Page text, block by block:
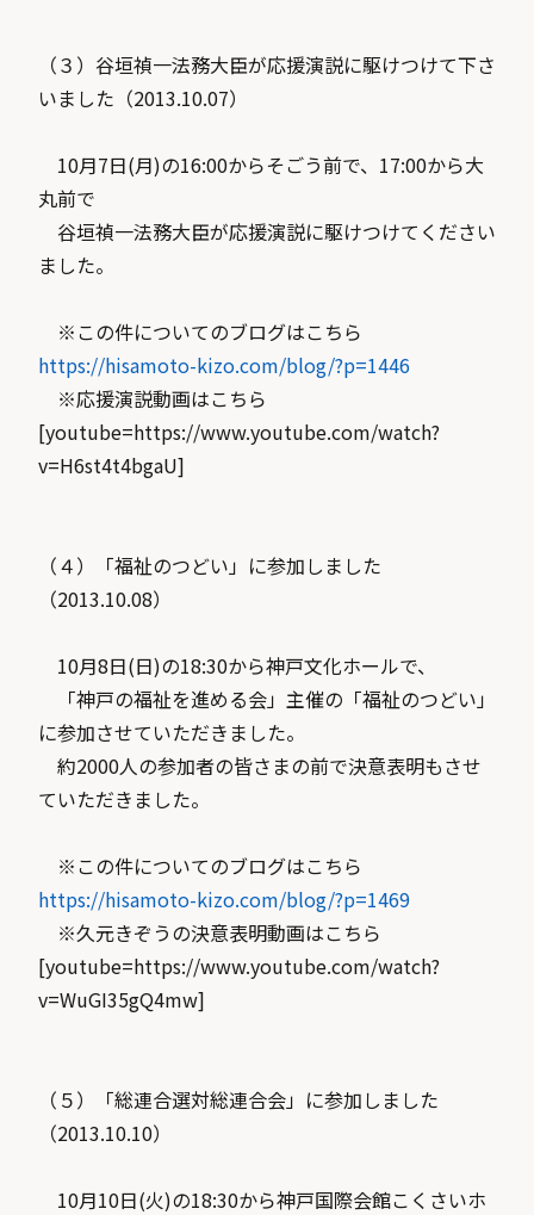
（３）谷垣禎一法務大臣が応援演説に駆けつけて下さ
いました（2013.10.07）
10月7日(月)の16:00からそごう前で、17:00から大
丸前で
谷垣禎一法務大臣が応援演説に駆けつけてください
ました。
※この件についてのブログはこちら
https://hisamoto-kizo.com/blog/?p=1446
※応援演説動画はこちら
[youtube=https://www.youtube.com/watch?
v=H6st4t4bgaU]
（４）「福祉のつどい」に参加しました
（2013.10.08）
10月8日(日)の18:30から神戸文化ホールで、
「神戸の福祉を進める会」主催の「福祉のつどい」
に参加させていただきました。
約2000人の参加者の皆さまの前で決意表明もさせ
ていただきました。
※この件についてのブログはこちら
https://hisamoto-kizo.com/blog/?p=1469
※久元きぞうの決意表明動画はこちら
[youtube=https://www.youtube.com/watch?
v=WuGI35gQ4mw]
（５）「総連合選対総連合会」に参加しました
（2013.10.10）
10月10日(火)の18:30から神戸国際会館こくさいホ